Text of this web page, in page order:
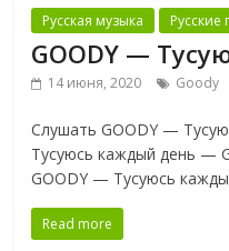
Русская музыка Русские
GOODY —
14 июня, 2020 Goody
Слушать GOODY —
Тусуюсь каждый день —
GOODY — Тусуюсь
Read more